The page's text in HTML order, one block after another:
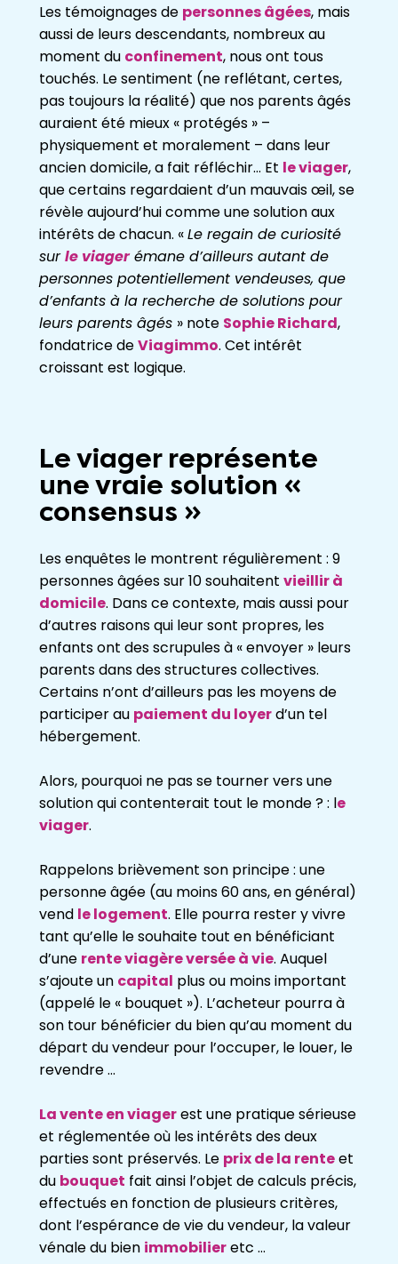
Les témoignages de personnes âgées, mais
aussi de leurs descendants, nombreux au
moment du confinement, nous ont tous
touchés. Le sentiment (ne reflétant, certes,
pas toujours la réalité) que nos parents âgés
auraient été mieux « protégés » –
physiquement et moralement – dans leur
ancien domicile, a fait réfléchir… Et le viager,
que certains regardaient d’un mauvais œil, se
révèle aujourd’hui comme une solution aux
intérêts de chacun. «Le regain de curiosité
surle viagerémane d’ailleurs autant de
personnes potentiellement vendeuses, que
d’enfants à la recherche de solutions pour
leurs parents âgés » note Sophie Richard,
fondatrice deViagimmo. Cet intérêt
croissant est logique.
Le viager représente
une vraie solution «
consensus »
Les enquêtes le montrent régulièrement : 9
personnes âgées sur 10 souhaitent vieillir à
domicile. Dans ce contexte, mais aussi pour
d’autres raisons qui leur sont propres, les
enfants ont des scrupules à « envoyer » leurs
parents dans des structures collectives.
Certains n’ont d’ailleurs pas les moyens de
participer au paiement du loyerd’un tel
hébergement.
Alors, pourquoi ne pas se tourner vers une
solution qui contenterait tout le monde ? : le
viager.
Rappelons brièvement son principe : une
personne âgée (au moins 60 ans, en général)
vend le logement. Elle pourra rester y vivre
tant qu’elle le souhaite tout en bénéficiant
d’une rente viagère versée à vie. Auquel
s’ajoute un capital plus ou moins important
(appelé le « bouquet »). L’acheteur pourra à
son tour bénéficier du bien qu’au moment du
départ du vendeur pour l’occuper, le louer, le
revendre …
La vente en viagerest une pratique sérieuse
et réglementée où les intérêts des deux
parties sont préservés. Le prix de la renteet
du bouquet fait ainsi l’objet de calculs précis,
effectués en fonction de plusieurs critères,
dont l’espérance de vie du vendeur, la valeur
vénale du bien immobilieretc …